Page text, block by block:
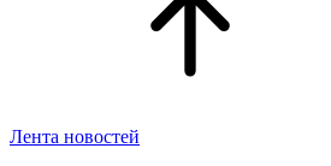
Лента новостей